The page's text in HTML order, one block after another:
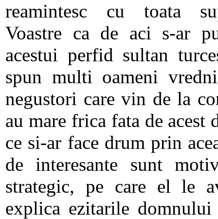
reamintesc cu toata
Voastre ca de aci s-ar
acestui perfid sultan
spun multi oameni
negustori care vin de la
au mare frica fata de acest
ce si-ar face drum prin
de interesante sunt
strategic, pe care el le
explica ezitarile